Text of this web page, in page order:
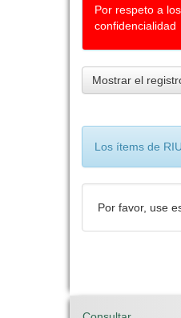
Por respeto a
confidencialidad
Mostrar el
Los ítems de
Por favor, use